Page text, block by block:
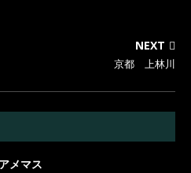
NEXT
京都 上林川
メマス